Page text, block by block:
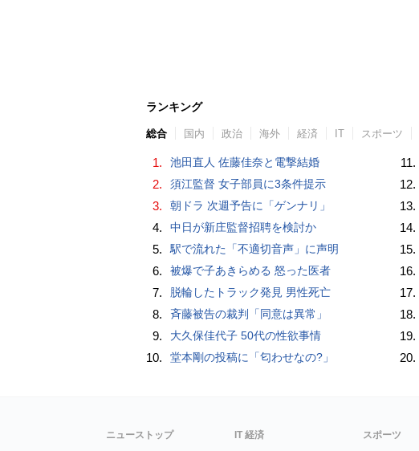
ランキング
総合 国内 政治 海外 経済 IT スポーツ
1. 池田直人 佐藤佳奈と電撃結婚
2. 須江監督 女子部員に3条件提示
3. 朝ドラ 次週予告に「ゲンナリ」
4. 中日が新庄監督招聘を検討か
5. 駅で流れた「不適切音声」に声明
6. 被爆で子あきらめる 怒った医者
7. 脱輪したトラック発見 男性死亡
8. 斉藤被告の裁判「同意は異常」
9. 大久保佳代子 50代の性欲事情
10. 堂本剛の投稿に「匂わせなの?」
11.
12.
13.
14.
15.
16.
17.
18.
19.
20.
ニューストップ IT 経済 スポーツ